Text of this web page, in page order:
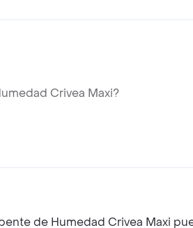
Crivea Maxi?
de Humedad Crivea Maxi